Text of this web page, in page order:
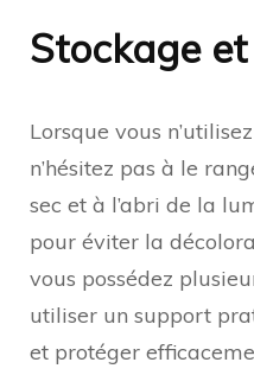
Stockage
Lorsque vous
n’hésitez pas à le
sec et à l’abri de la
pour éviter la
vous possédez
utiliser un support
et protéger